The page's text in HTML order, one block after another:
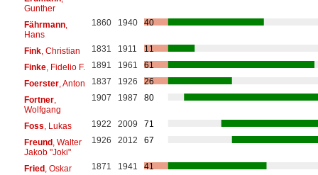
Gunther
Fährmann,
Hans
1860 1940 40
Fink, Christian 1831 1911
11
Finke, Fidelio F. 1891 1961
61
Foerster, Anton 1837 1926
26
Fortner,
Wolfgang
1907 1987 80
Foss , Lukas 1922 2009
71
Freund, Walter
Jakob "Joki"
1926 2012 67
Fried, Oskar 1871 1941
41